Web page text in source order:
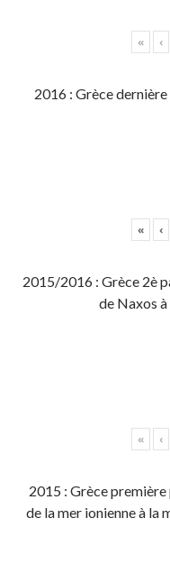
« ‹
2016 : Grèce
« ‹
2015/2016 : Grèce 2è
de Naxos
« ‹
2015 : Grèce
de la mer ionienne à la